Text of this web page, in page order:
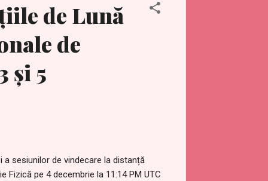
de Lună
de
și 5
a sesiunilor de vindecare la distanță
Fizică pe 4 decembrie la 11:14 PM UTC